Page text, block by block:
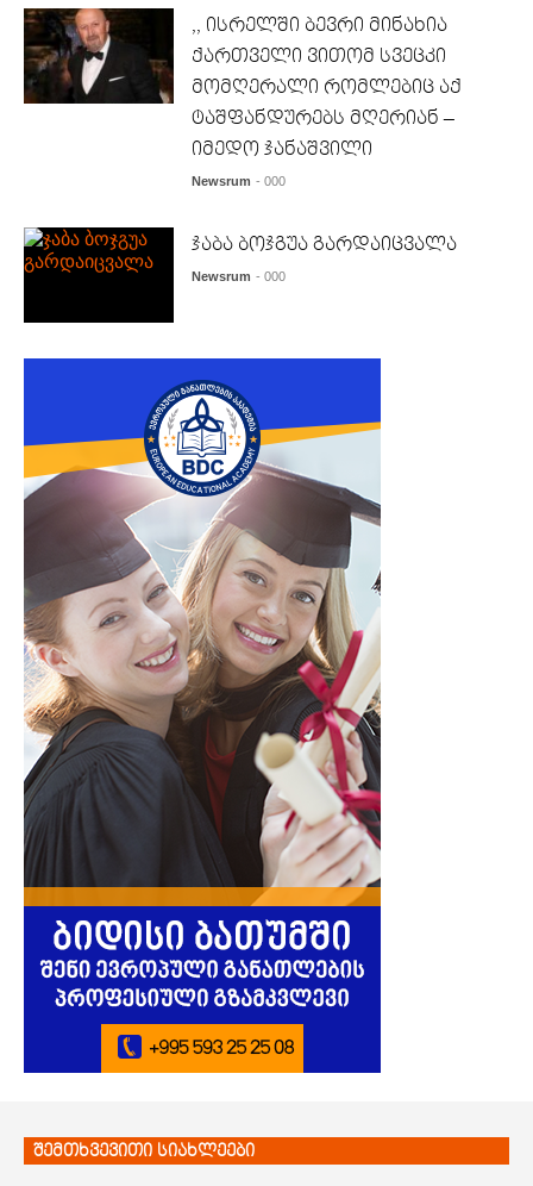
,, ისრელში ბევრი მინახია
ქართველი ვითომ სვეცკი
მომღერალი რომლებიც აქ
ტაშფანდურებს მღერიან –
იმედო ჯანაშვილი
Newsrum - 000
ჯაბა ბოჯგუა გარდაიცვალა
Newsrum - 000
შემთხვევითი სიახლეები